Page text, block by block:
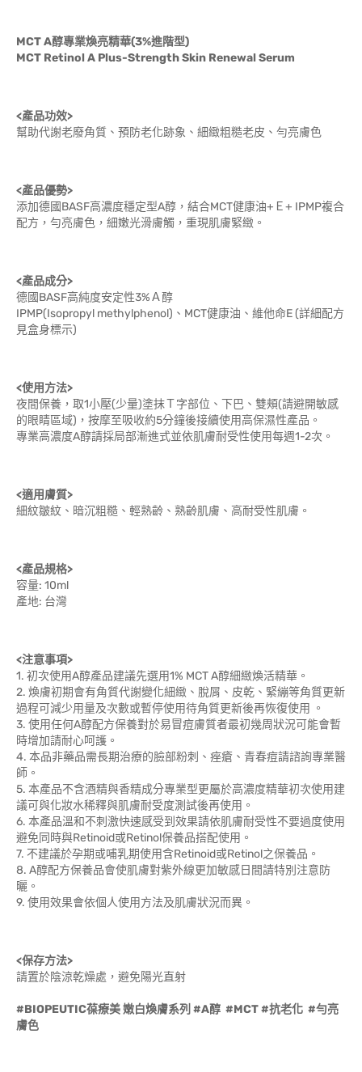
MCT A醇專業煥亮精華(3%進階型)
MCT Retinol A Plus-Strength Skin Renewal Serum
<產品功效>
幫助代謝老廢角質、預防老化跡象、細緻粗糙老皮、勻亮膚色
<產品優勢>
添加德國BASF高濃度穩定型A醇，結合MCT健康油+Ｅ+ IPMP複合
配方，勻亮膚色，細嫩光滑膚觸，重現肌膚緊緻。
<產品成分>
德國BASF高純度安定性3%Ａ醇
IPMP(Isopropyl methylphenol)、MCT健康油、維他命E (詳細配方
見盒身標示)
<使用方法>
夜間保養，取1小壓(少量)塗抹Ｔ字部位、下巴、雙頰(請避開敏感
的眼睛區域)，按摩至吸收約5分鐘後接續使用高保濕性產品。
專業高濃度A醇請採局部漸進式並依肌膚耐受性使用每週1-2次。
<適用膚質>
細紋皺紋、暗沉粗糙、輕熟齡、熟齡肌膚、高耐受性肌膚。
<產品規格>
容量: 10ml
產地: 台灣
<注意事項>
1. 初次使用A醇產品建議先選用1% MCT A醇細緻煥活精華。
2. 煥膚初期會有角質代謝變化細緻、脫屑、皮乾、緊繃等角質更新
過程可減少用量及次數或暫停使用待角質更新後再恢復使用 。
3. 使用任何A醇配方保養對於易冒痘膚質者最初幾周狀況可能會暫
時增加請耐心呵護。
4. 本品非藥品需長期治療的臉部粉刺、痤瘡、青春痘請諮詢專業醫
師。
5. 本產品不含酒精與香精成分專業型更屬於高濃度精華初次使用建
議可與化妝水稀釋與肌膚耐受度測試後再使用。
6. 本產品溫和不刺激快速感受到效果請依肌膚耐受性不要過度使用
避免同時與Retinoid或Retinol保養品搭配使用。
7. 不建議於孕期或哺乳期使用含Retinoid或Retinol之保養品。
8. A醇配方保養品會使肌膚對紫外線更加敏感日間請特別注意防
曬。
9. 使用效果會依個人使用方法及肌膚狀況而異。
<保存方法>
請置於陰涼乾燥處，避免陽光直射
#BIOPEUTIC葆療美 嫩白煥膚系列 #A醇 #MCT #抗老化 #勻亮
膚色